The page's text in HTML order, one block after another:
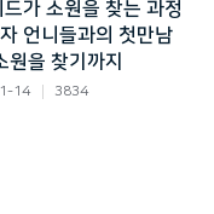
드가 소원을 찾는 과정
언니들과의 첫만남
원을 찾기까지
14 3834